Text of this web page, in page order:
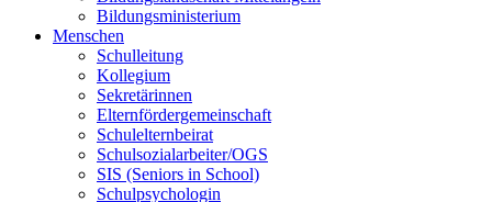
Bildungsministerium
Menschen
Schulleitung
Kollegium
Sekretärinnen
Elternfördergemeinschaft
Schulelternbeirat
Schulsozialarbeiter/OGS
SIS (Seniors in School)
Schulpsychologin